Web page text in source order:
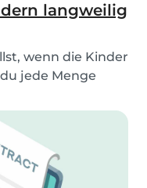
langweilig
wenn die Kinder
jede Menge